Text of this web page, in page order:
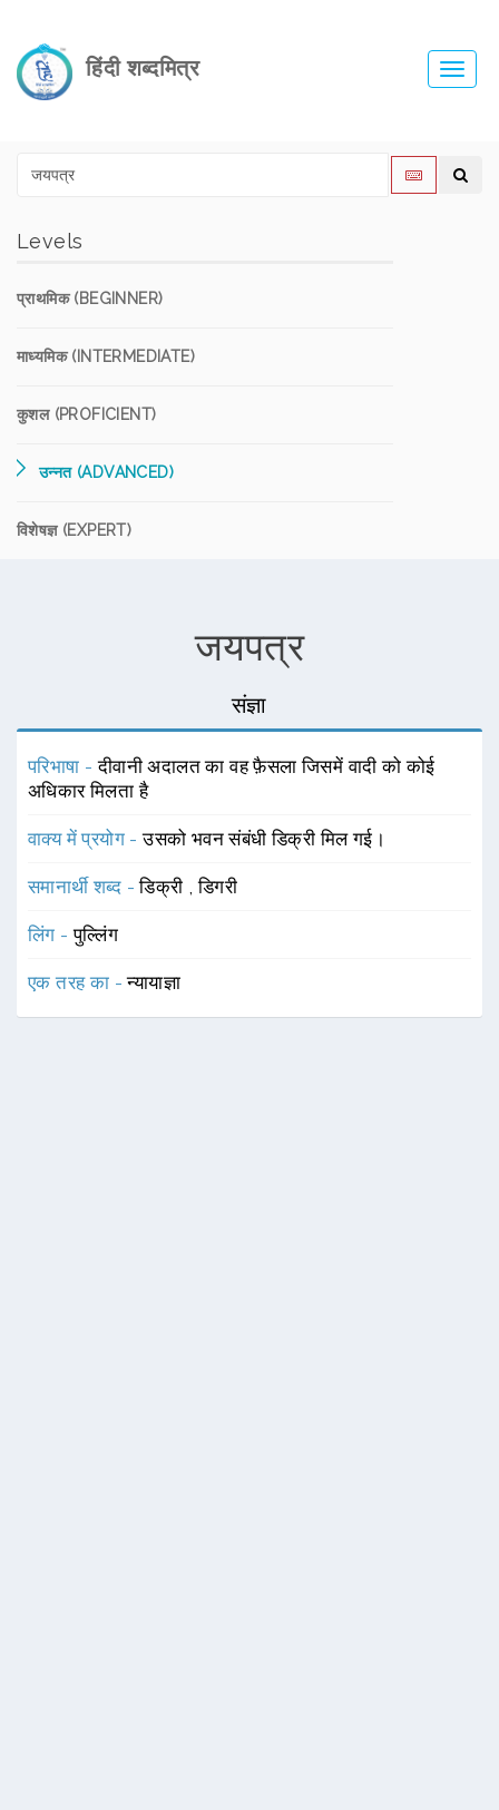
हिंदी शब्दमित्र
Levels
प्राथमिक (BEGINNER)
माध्यमिक (INTERMEDIATE)
कुशल (PROFICIENT)
उन्नत (ADVANCED)
विशेषज्ञ (EXPERT)
जयपत्र
संज्ञा
परिभाषा -दीवानी अदालत का वह फ़ैसला जिसमें वादी को कोई
अधिकार मिलता है
वाक्य में प्रयोग -उसको भवन संबंधी डिक्री मिल गई।
समानार्थी शब्द -डिक्री ,डिगरी
लिंग -पुल्लिंग
एक तरह का -न्यायाज्ञा